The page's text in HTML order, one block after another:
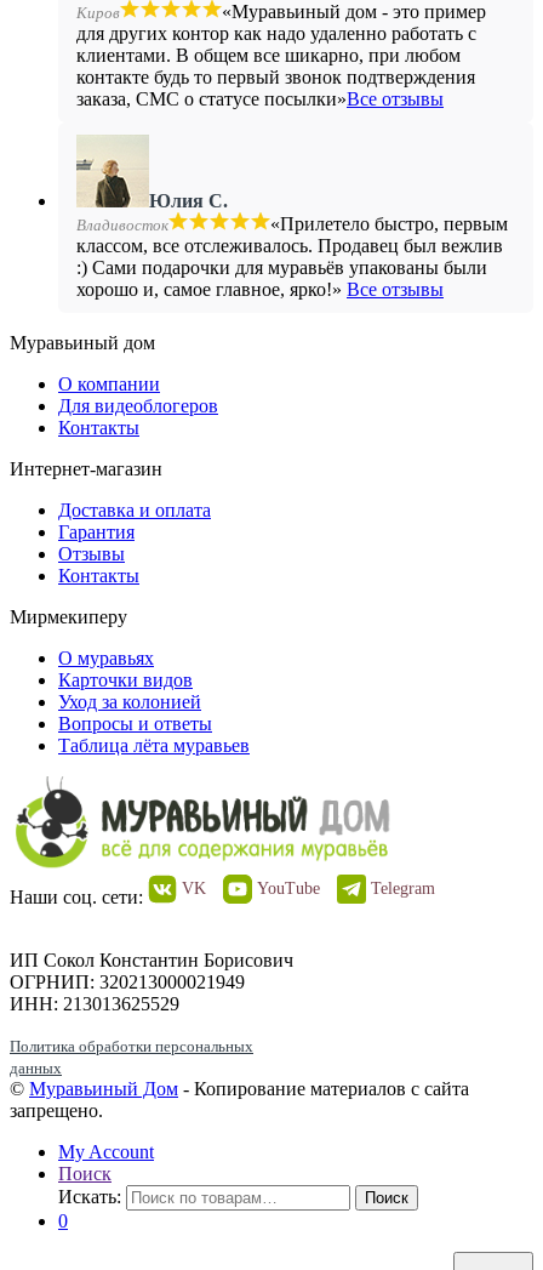
Киров
«Муравьиный дом - это пример
для других контор как надо удаленно работать с
клиентами. В общем все шикарно, при любом
контакте будь то первый звонок подтверждения
заказа, СМС о статусе посылки»Все отзывы
Юлия С.
Владивосток
«Прилетело быстро, первым
классом, все отслеживалось. Продавец был вежлив
:) Сами подарочки для муравьёв упакованы были
хорошо и, самое главное, ярко!» Все отзывы
Муравьиный дом
О компании
Для видеоблогеров
Контакты
Интернет-магазин
Доставка и оплата
Гарантия
Отзывы
Контакты
Мирмекиперу
О муравьях
Карточки видов
Уход за колонией
Вопросы и ответы
Таблица лёта муравьев
Наши соц. сети: VK YouTube Telegram
ИП Сокол Константин Борисович
ОГРНИП: 320213000021949
ИНН: 213013625529
Политика обработки персональных
данных
© Муравьиный Дом - Копирование материалов с сайта
запрещено.
My Account
Поиск
Искать:
Поиск
0